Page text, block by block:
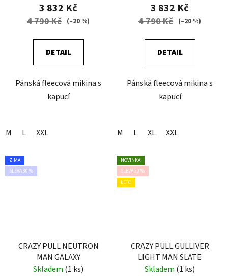
3 832 Kč
4 790 Kč (–20 %)
DETAIL
Pánská fleecová mikina s
kapucí
M L XXL
3 832 Kč
4 790 Kč (–20 %)
DETAIL
Pánská fleecová mikina s
kapucí
M L XL XXL
ZIMA
SLEVA 30 %
CRAZY PULL NEUTRON
MAN GALAXY
Skladem (1 ks)
NOVINKA
SLEVA 20 %
LÉTO
CRAZY PULL GULLIVER
LIGHT MAN SLATE
Skladem (1 ks)